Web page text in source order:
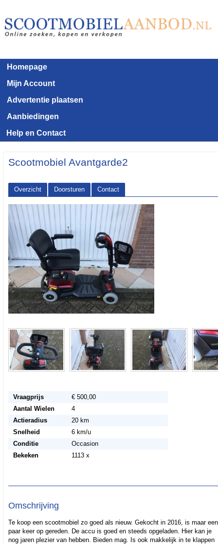
Homepage
Mijn Account
Advertentie plaatsen
Aanbiedingen
Help en Contact
Scootmobiel Avantgarde2
Overzicht Doorsturen
Contact
<< Terug naar het advertentie overzicht
Vraagprijs
€ 500,00
Aantal Wielen
4
Actieradius
20 km
Snelheid
6 km/u
Conditie
Occasion
Bekeken
1113 x
Omschrijving
Te koop een scootmobiel zo goed als nieuw. Gekocht in 2016, is maar een
paar keer op gereden. De accu is goed en steeds opgeladen. Hier kan je
nog jaren plezier van hebben. Bieden mag. Is ook makkelijk in te klappen